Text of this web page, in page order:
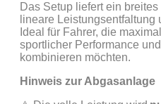
Das Setup liefert ein
lineare
Ideal für Fahrer, die
sportlicher Performance
kombinieren möchten.
Hinweis zur Abgasanlage